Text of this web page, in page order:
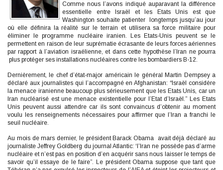
Comme nous l’avons indiqué auparavant la différence
essentielle entre Israël et les Etats Unis est que
Washington souhaite patienter longtemps jusqu’au jour
où elle définira la réalité sur le terrain et utilisera sa force militaire pour
éliminer le programme nucléaire iranien. Les Etats-Unis peuvent se le
permettent en raison de leur suprématie écrasante de leurs forces aériennes
par rapport à l’aviation israélienne, et dans cette hypothèse l’Iran ne pourra
plus protéger ses installations nucléaires contre les bombardiers B-12.
Dernièrement, le chef d’état-major américain le général Martin Dempsey a
déclaré aux journalistes qui l’accompagné en Afghanistan: “Israël considère
la menace iranienne beaucoup plus sérieusement que les Etats Unis, car un
Iran nucléarisé est une menace existentielle pour l’Etat d’Israël.” Les Etats
Unis peuvent aussi attendre car ils sont convaincus d’obtenir au moment
voulu les renseignements nécessaires pour affirmer que l’Iran a franchi le
seuil nucléaire.
Au mois de mars dernier, le président Barack Obama avait déjà déclaré au
journaliste Jeffrey Goldberg du journal Atlantic: ‘l’Iran ne possède pas d’arme
nucléaire et n’est pas en position d’en acquérir sans nous laisser le temps de
savoir qu’il essaye de le faire”. Le président Obama suppose que tant que